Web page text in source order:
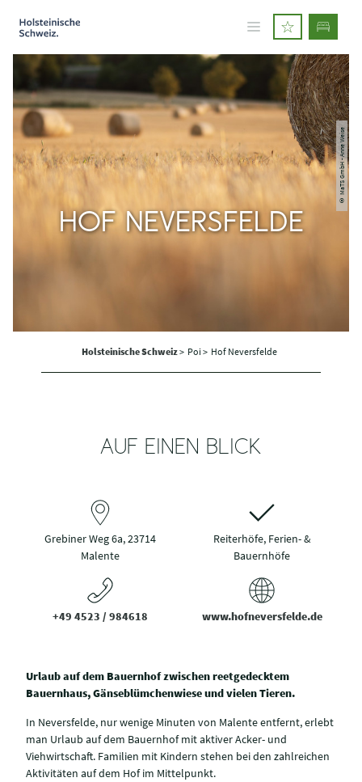
© MaTS GmbH - Anne Weise
HOF NEVERSFELDE
Holsteinische Schweiz> Poi > Hof Neversfelde
AUF EINEN BLICK
Grebiner Weg 6a, 23714
Malente
Reiterhöfe, Ferien- &
Bauernhöfe
+49 4523 / 984618 www.hofneversfelde.de
Urlaub auf dem Bauernhof zwischen reetgedecktem
Bauernhaus, Gänseblümchenwiese und vielen Tieren.
In Neversfelde, nur wenige Minuten von Malente entfernt, erlebt
man Urlaub auf dem Bauernhof mit aktiver Acker- und
Viehwirtschaft. Familien mit Kindern stehen bei den zahlreichen
Aktivitäten auf dem Hof im Mittelpunkt.